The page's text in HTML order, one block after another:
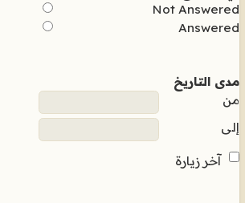
Not Answered
Answered
مدى التاريخ
من
إلى
آخر زيارة